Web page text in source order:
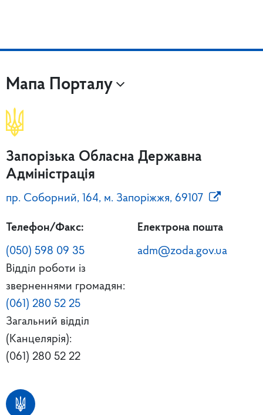
Мапа Порталу
Запорізька Обласна Державна
Адміністрація
пр. Соборний, 164, м. Запоріжжя, 69107
Телефон/Факс:
(050) 598 09 35
Відділ роботи із
зверненнями громадян:
(061) 280 52 25
Загальний відділ
(Канцелярія):
(061) 280 52 22
Електрона пошта
adm@zoda.gov.ua